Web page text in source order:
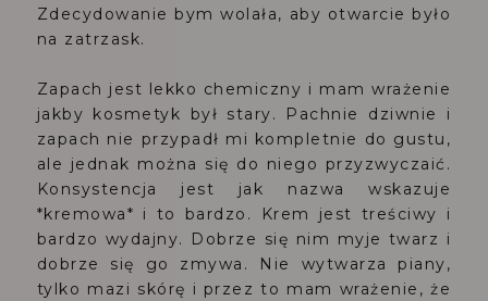
Zdecydowanie bym wolała, aby otwarcie było
na zatrzask.
Zapach jest lekko chemiczny i mam wrażenie
jakby kosmetyk był stary. Pachnie dziwnie i
zapach nie przypadł mi kompletnie do gustu,
ale jednak można się do niego przyzwyczaić.
Konsystencja jest jak nazwa wskazuje
*kremowa* i to bardzo. Krem jest treściwy i
bardzo wydajny. Dobrze się nim myje twarz i
dobrze się go zmywa. Nie wytwarza piany,
tylko mazi skórę i przez to mam wrażenie, że